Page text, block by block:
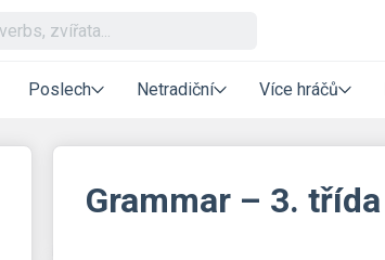
Poslech Netradiční Více hráčů
Grammar – 3. třída